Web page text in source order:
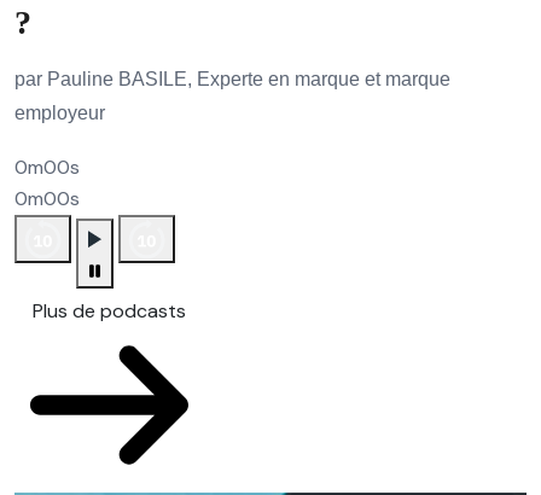
?
par Pauline BASILE, Experte en marque et marque
employeur
0m00s
0m00s
Plus de podcasts